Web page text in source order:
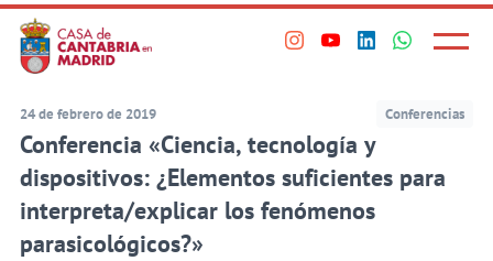
Saltar
al
contenido
principal
Visita
en
Instagram
Visita
en
Youtube
Visita
perfil
Linkedin
Visita
perfil
Principal
Menú
24 de febrero de 2019 Conferencias
Conferencia «Ciencia, tecnología y
dispositivos: ¿Elementos suficientes para
interpreta/explicar los fenómenos
parasicológicos?»